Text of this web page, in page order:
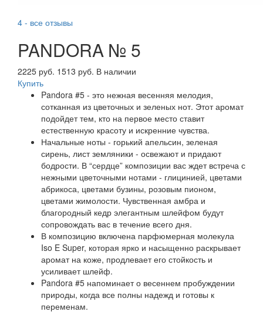
4 - все отзывы
PANDORA № 5
2225 руб. 1513 руб. В наличии
Купить
Pandora #5 - это нежная весенняя мелодия,
сотканная из цветочных и зеленых нот. Этот аромат
подойдет тем, кто на первое место ставит
естественную красоту и искренние чувства.
Начальные ноты - горький апельсин, зеленая
сирень, лист земляники - освежают и придают
бодрости. В “сердце” композиции вас ждет встреча с
нежными цветочными нотами - глицинией, цветами
абрикоса, цветами бузины, розовым пионом,
цветами жимолости. Чувственная амбра и
благородный кедр элегантным шлейфом будут
сопровождать вас в течение всего дня.
В композицию включена парфюмерная молекула
Iso E Super, которая ярко и насыщенно раскрывает
аромат на коже, продлевает его стойкость и
усиливает шлейф.
Pandora #5 напоминает о весеннем пробуждении
природы, когда все полны надежд и готовы к
переменам.